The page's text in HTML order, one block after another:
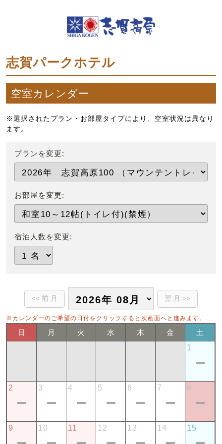
志賀パークホテル
空室カレンダー
※選択されたプラン・お部屋タイプにより、空室状況は異なり
ます。
プランを変更:
お部屋を変更:
宿泊人数を変更:
※カレンダーのご希望の日付をクリックすると次画面へと進みます。
日 月 火 水 木 金
土
1
2 3 4 5 6 7 8
9 10 11 12 13 14 15